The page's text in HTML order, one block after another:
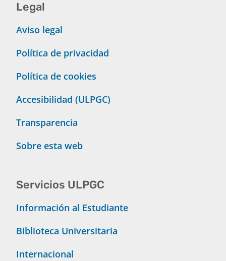
Legal
Aviso legal
Política de privacidad
Política de cookies
Accesibilidad (ULPGC)
Transparencia
Sobre esta web
Servicios ULPGC
Información al Estudiante
Biblioteca Universitaria
Internacional